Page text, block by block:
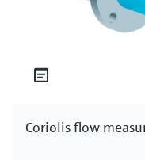
Coriolis flow